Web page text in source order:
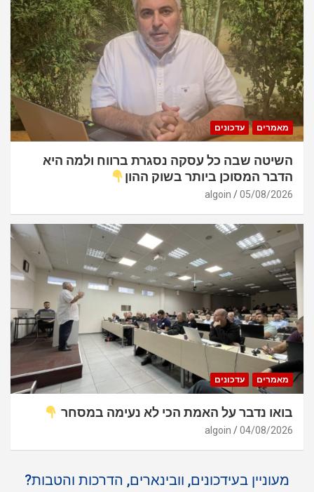
מאמרים עדכונים
השיטה שבה כל עסקה נסגרת ברווח ולמה היא
הדבר המסוכן ביותר בשוק ההון
05/08/2026
algoin
מאמרים עדכונים
בואו נדבר על האמת הכי לא נעימה במסחר
04/08/2026
algoin
מעוניין בעידכונים, וובינארים, הדרכות והטבות?